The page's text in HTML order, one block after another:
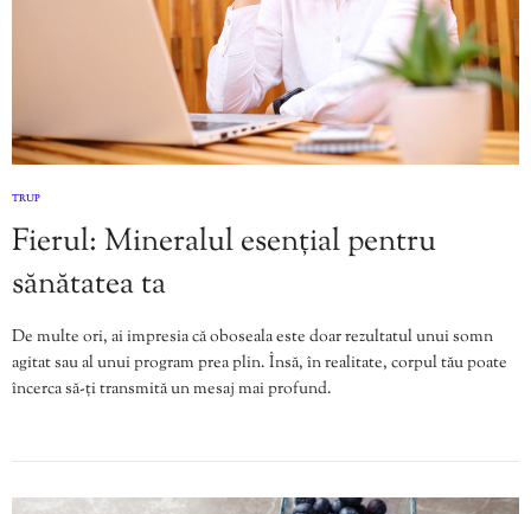
TRUP
Fierul: Mineralul esențial pentru
sănătatea ta
De multe ori, ai impresia că oboseala este doar rezultatul unui somn
agitat sau al unui program prea plin. Însă, în realitate, corpul tău poate
încerca să-ți transmită un mesaj mai profund.